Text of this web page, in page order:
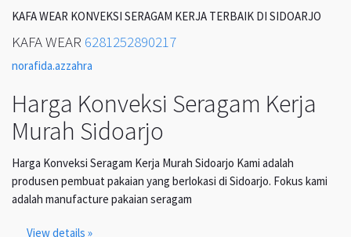
KAFA WEAR KONVEKSI SERAGAM KERJA TERBAIK DI SIDOARJO
KAFA WEAR 6281252890217
norafida.azzahra
Harga Konveksi Seragam Kerja
Murah Sidoarjo
Harga Konveksi Seragam Kerja Murah Sidoarjo Kami adalah
produsen pembuat pakaian yang berlokasi di Sidoarjo. Fokus kami
adalah manufacture pakaian seragam
View details »